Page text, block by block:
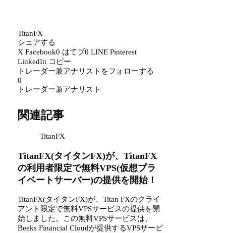
TitanFX
シェアする
X Facebook0 はてブ0 LINE Pinterest
LinkedIn コピー
トレーダー兼アナリストをフォローする
0
トレーダー兼アナリスト
関連記事
TitanFX
TitanFX(タイタンFX)が、TitanFX
の利用者限定で無料VPS(仮想プラ
イベートサーバー)の提供を開始！
TitanFX(タイタンFX)が、Titan FXのクライ
アント限定で無料VPSサービスの提供を開
始しました。この無料VPSサービスは、
Beeks Financial Cloudが提供するVPSサービ